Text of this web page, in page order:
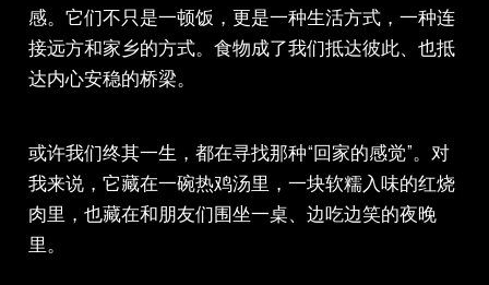
感。它们不只是一顿饭，更是一种生活方式，一种连
接远方和家乡的方式。食物成了我们抵达彼此、也抵
达内心安稳的桥梁。
或许我们终其一生，都在寻找那种“回家的感觉”。对
我来说，它藏在一碗热鸡汤里，一块软糯入味的红烧
肉里，也藏在和朋友们围坐一桌、边吃边笑的夜晚
里。